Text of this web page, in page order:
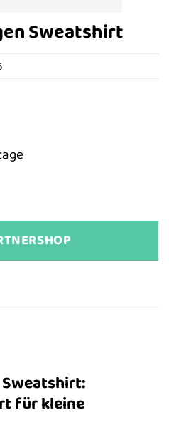
Sweatshirt
für kleine